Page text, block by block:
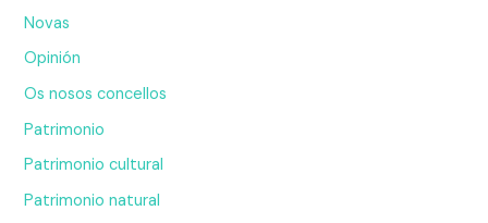
Novas
Opinión
Os nosos concellos
Patrimonio
Patrimonio cultural
Patrimonio natural